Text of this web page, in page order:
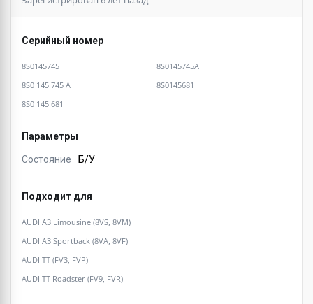
Серийный номер
8S0145745
8S0145745A
8S0 145 745 A
8S0145681
8S0 145 681
Параметры
Состояние Б/У
Подходит для
AUDI A3 Limousine (8VS, 8VM)
AUDI A3 Sportback (8VA, 8VF)
AUDI TT (FV3, FVP)
AUDI TT Roadster (FV9, FVR)